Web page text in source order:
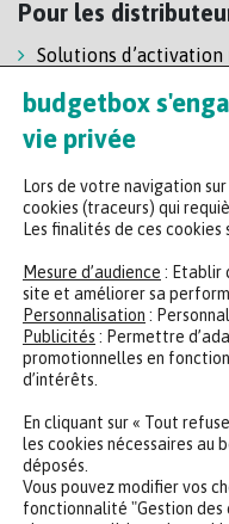
Pour les
Solutions
Solution de self-
Régie enseigne
Headquarters
47 rue de la
CONTACTER UN EXPERT
budgetbox
vie privée
Lors de votre navigation
cookies (traceurs) qui
Les finalités de ces cookies
Mesure d’audience : Etablir
site et améliorer sa
Personnalisation :
Publicités : Permettre
promotionnelles en
d’intérêts.
En cliquant sur « Tout
les cookies nécessaires au
déposés.
Vous pouvez modifier vos
fonctionnalité "Gestion des